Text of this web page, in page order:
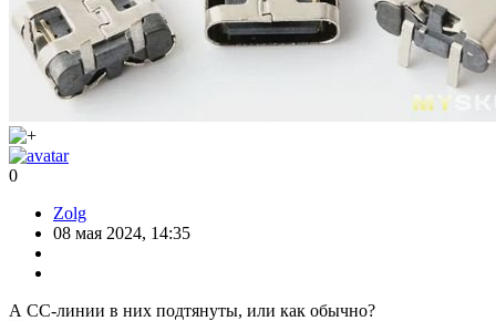
0
Zolg
08 мая 2024, 14:35
А CC-линии в них подтянуты, или как обычно?